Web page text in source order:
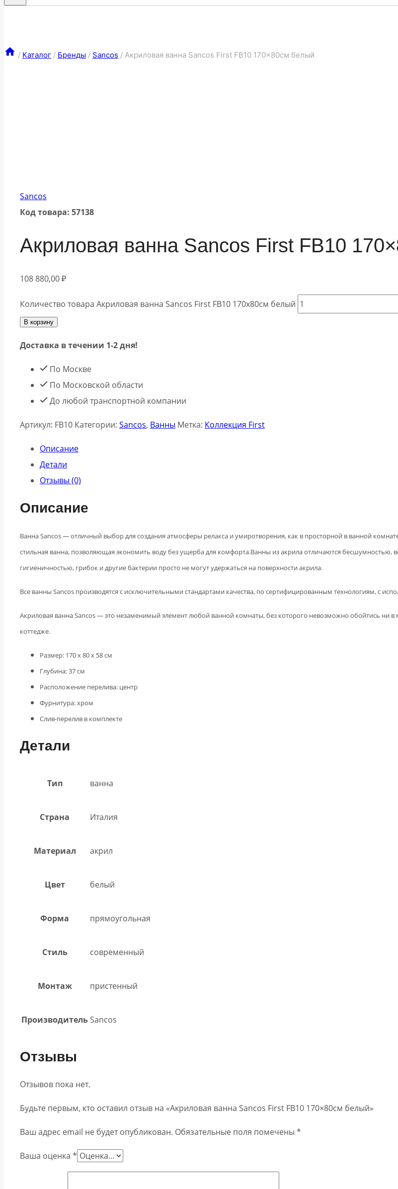
/ Каталог / Бренды / Sancos / Акриловая ванна Sancos First FB10 170×80см белый
Sancos
Код товара: 57138
Акриловая ванна Sancos First FB10
108 880,00₽
Количество товара Акриловая ванна Sancos First FB10 170x80см белый
В корзину
Доставка в течении 1-2 дня!
По Москве
По Московской области
До любой транспортной компании
Артикул: FB10 Категории: Sancos, Ванны Метка: Коллекция First
Описание
Детали
Отзывы (0)
Описание
Ванна Sancos — отличный выбор для создания атмосферы релакса и умиротворения, как в просторной в ванной
стильная ванна, позволяющая экономить воду без ущерба для комфорта.Ванны из акрила отличаются бесшумностью,
гигиеничностью, грибок и другие бактерии просто не могут удержаться на поверхности акрила.
Все ванны Sancos производятся с исключительными стандартами качества, по сертифицированным технологиям, с
Акриловая ванна Sancos — это незаменимый элемент любой ванной комнаты, без которого невозможно обойтись ни
коттедже.
Размер: 170 х 80 x 58 см
Глубина: 37 см
Расположение перелива: центр
Фурнитура: хром
Слив-перелив в комплекте
Детали
Тип ванна
Страна Италия
Материал акрил
Цвет белый
Форма прямоугольная
Стиль современный
Монтаж пристенный
Производитель Sancos
Отзывы
Отзывов пока нет.
Будьте первым, кто оставил отзыв на «Акриловая ванна Sancos First FB10 170×80см белый»
Ваш адрес email не будет опубликован. Обязательные поля помечены *
Ваша оценка *